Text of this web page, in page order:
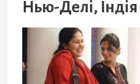
Нью-Делі, Індія